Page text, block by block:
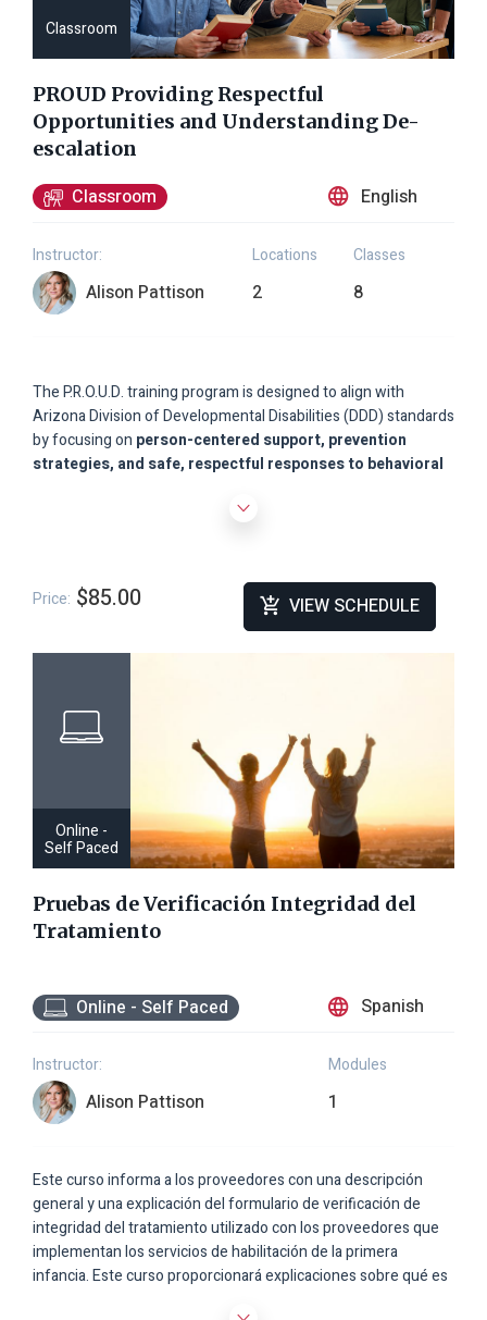
Classroom
PROUD Providing Respectful
Opportunities and Understanding De-
escalation
Classroom English
Instructor:
Alison Pattison
Locations
2
Classes
8
The P.R.O.U.D. training program is designed to align with
Arizona Division of Developmental Disabilities(DDD) standards
by focusing on person-centered support, prevention
strategies, and safe, respectful responses to behavioral
least restrictive interventions
safety, and well-being
of all individuals.
Price: $85.00 VIEW SCHEDULE
Online -
Self Paced
Pruebas de Verificación Integridad del
Tratamiento
Online - Self Paced Spanish
Instructor:
Alison Pattison
Modules
1
Este curso informa a los proveedores con una descripción
general y una explicación del formulario de verificación de
integridad del tratamiento utilizado con los proveedores que
implementan los servicios de habilitación de la primera
infancia. Este curso proporcionará explicaciones sobre qué es